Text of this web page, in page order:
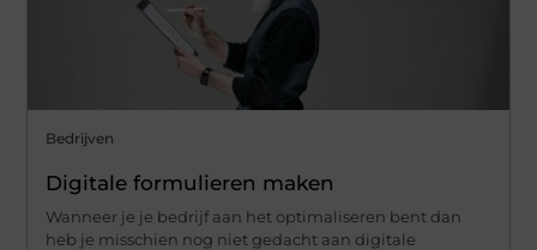
Bedrijven
Digitale formulieren maken
Wanneer je je bedrijf aan het optimaliseren bent dan
heb je misschien nog niet gedacht aan digitale